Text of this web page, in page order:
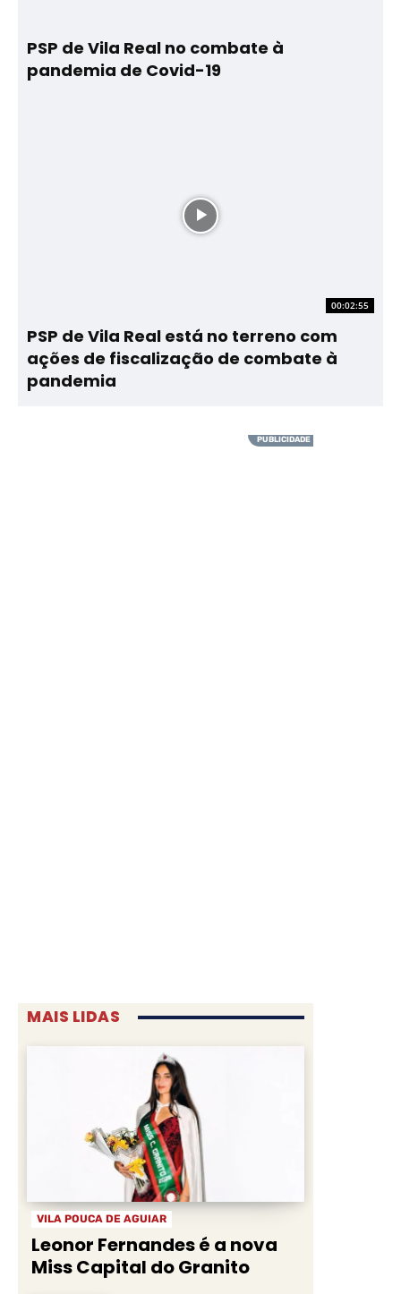
PSP de Vila Real no combate à
pandemia de Covid-19
00:02:55
PSP de Vila Real está no terreno com
ações de fiscalização de combate à
pandemia
MAIS LIDAS
VILA POUCA DE AGUIAR
Leonor Fernandes é a nova
Miss Capital do Granito